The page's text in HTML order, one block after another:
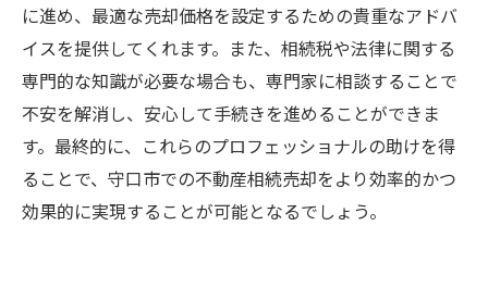
に進め、最適な売却価格を設定するための貴重なアドバ
イスを提供してくれます。また、相続税や法律に関する
専門的な知識が必要な場合も、専門家に相談することで
不安を解消し、安心して手続きを進めることができま
す。最終的に、これらのプロフェッショナルの助けを得
ることで、守口市での不動産相続売却をより効率的かつ
効果的に実現することが可能となるでしょう。